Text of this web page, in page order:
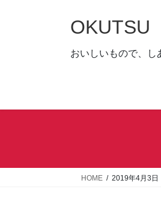
キ
に
OKUTSU
おいしいもので、し
HOME 2019年4月3日